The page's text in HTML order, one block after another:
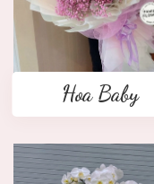
Hoa Baby